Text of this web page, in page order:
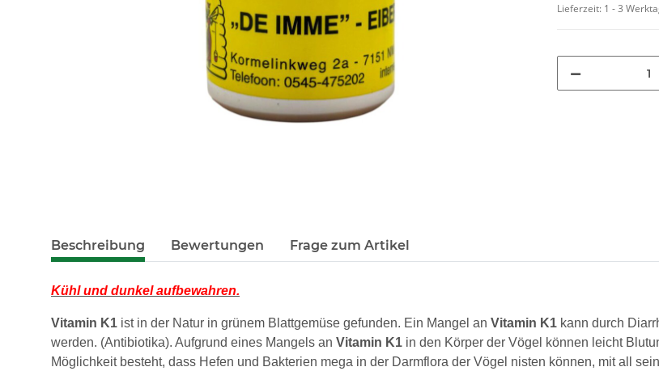
Lieferzeit: 1 - 3
Beschreibung Bewertungen Frage zum Artikel
Kühl und dunkel aufbewahren.
Vitamin K1 ist in der Natur in grünem Blattgemüse gefunden. Ein Mangel an Vitamin K1 kann durch
werden. (Antibiotika). Aufgrund eines Mangels an Vitamin K1 in den Körper der Vögel können leicht
Möglichkeit besteht, dass Hefen und Bakterien mega in der Darmflora der Vögel nisten können, mit all